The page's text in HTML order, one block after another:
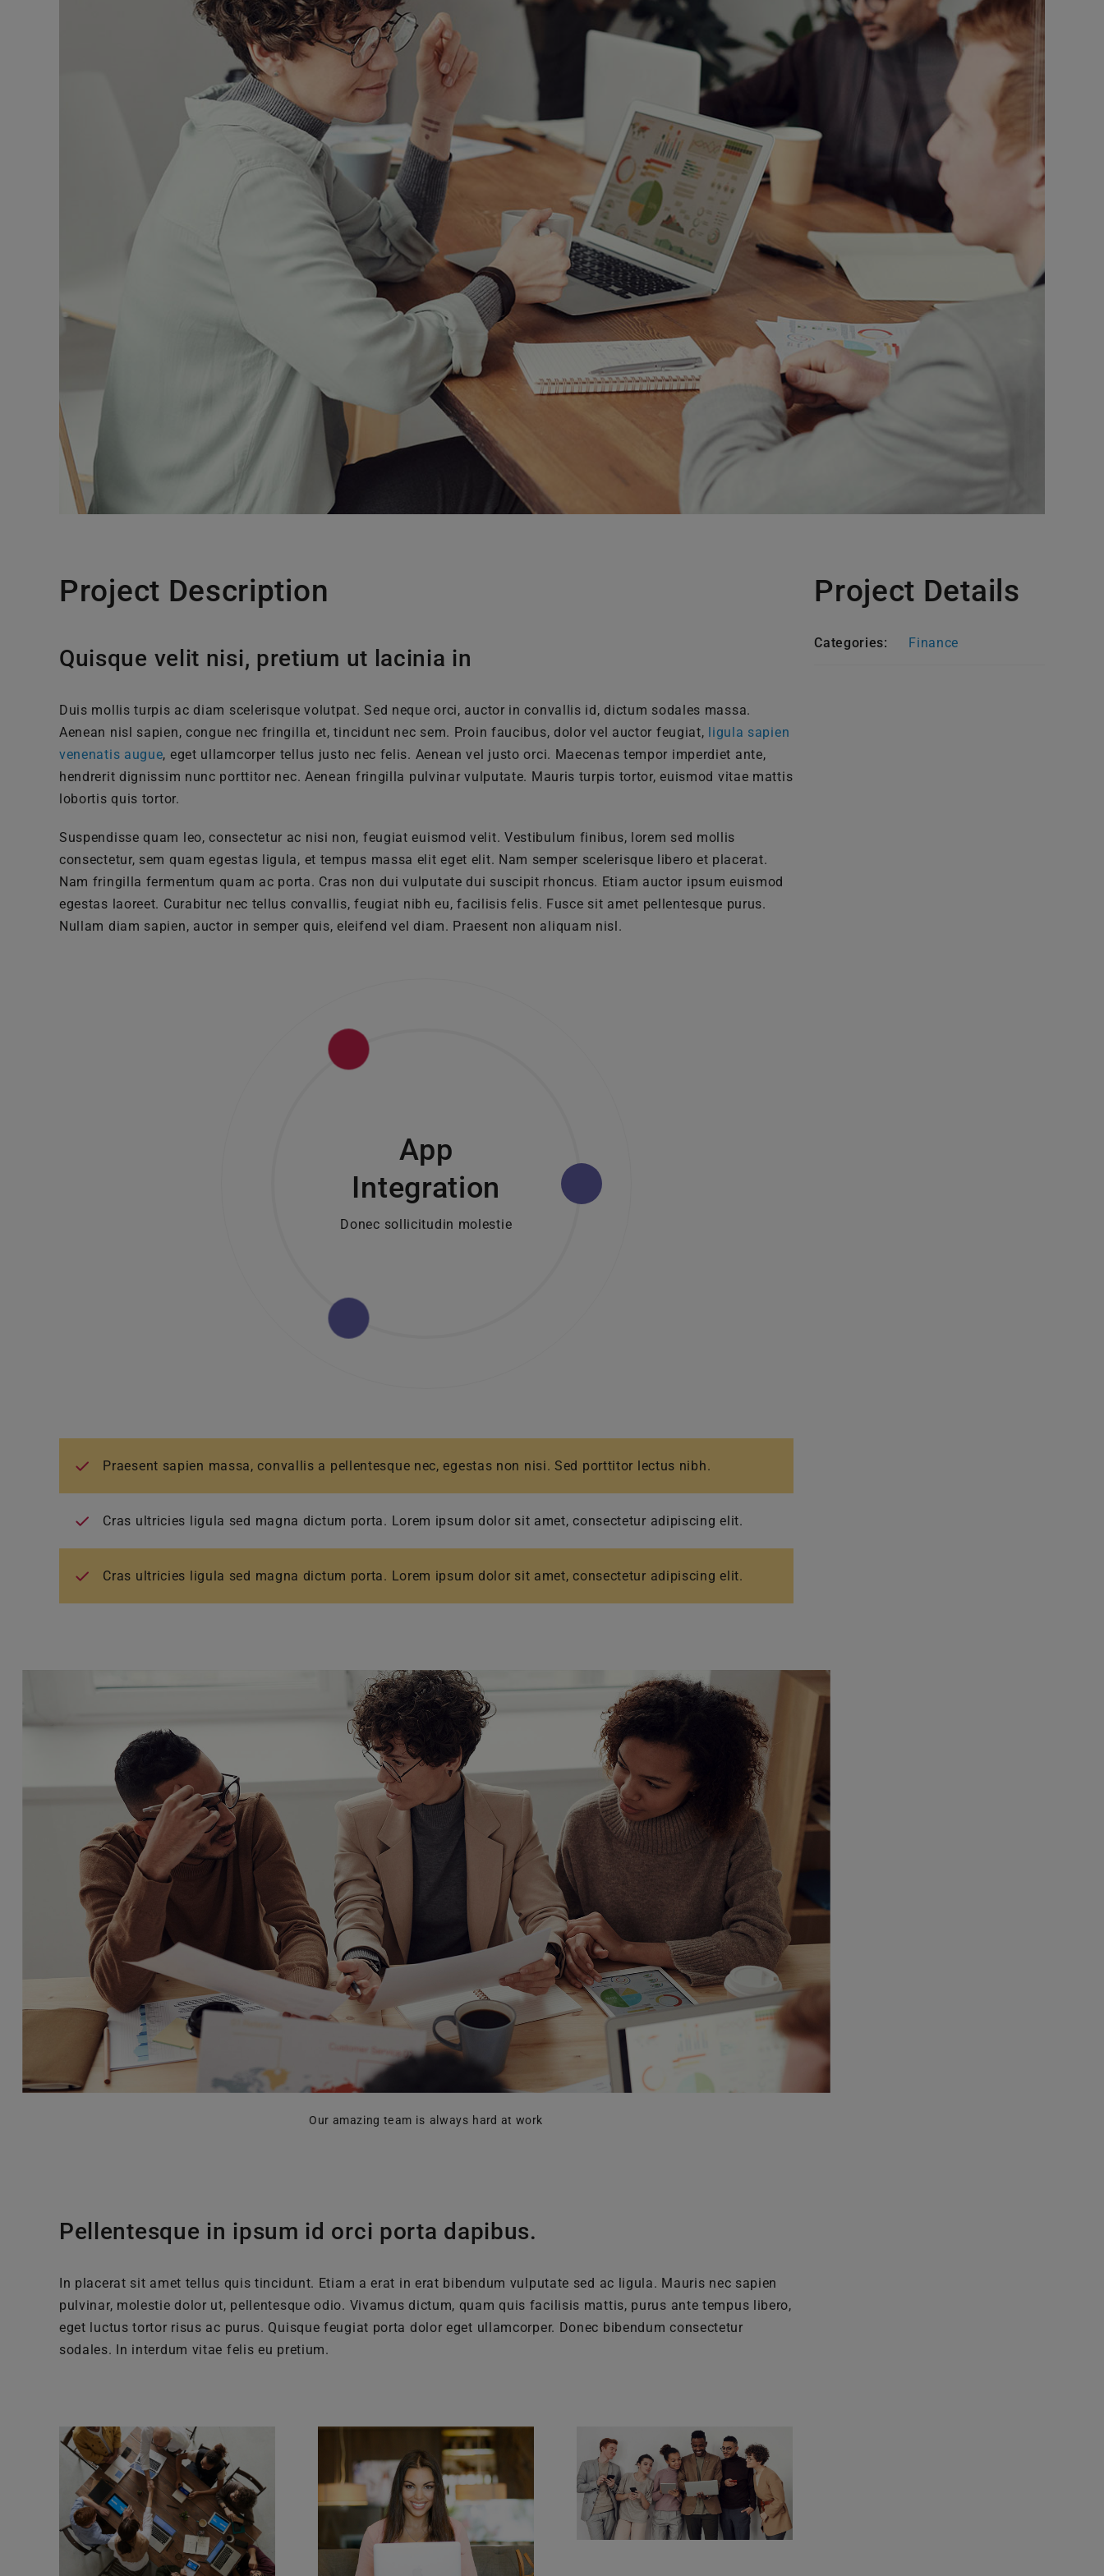
Project Description
Quisque velit nisi, pretium ut lacinia in
Duis mollis turpis ac diam scelerisque volutpat. Sed neque orci, auctor in convallis id, dictum sodales massa.
Aenean nisl sapien, congue nec fringilla et, tincidunt nec sem. Proin faucibus, dolor vel auctor feugiat, ligula sapien
venenatis augue, eget ullamcorper tellus justo nec felis. Aenean vel justo orci. Maecenas tempor imperdiet ante,
hendrerit dignissim nunc porttitor nec. Aenean fringilla pulvinar vulputate. Mauris turpis tortor, euismod vitae mattis
lobortis quis tortor.
Suspendisse quam leo, consectetur ac nisi non, feugiat euismod velit. Vestibulum finibus, lorem sed mollis
consectetur, sem quam egestas ligula, et tempus massa elit eget elit. Nam semper scelerisque libero et placerat.
Nam fringilla fermentum quam ac porta. Cras non dui vulputate dui suscipit rhoncus. Etiam auctor ipsum euismod
egestas laoreet. Curabitur nec tellus convallis, feugiat nibh eu, facilisis felis. Fusce sit amet pellentesque purus.
Nullam diam sapien, auctor in semper quis, eleifend vel diam. Praesent non aliquam nisl.
App
Integration
Donec sollicitudin molestie
Praesent sapien massa, convallis a pellentesque nec, egestas non nisi. Sed porttitor lectus nibh.
Cras ultricies ligula sed magna dictum porta. Lorem ipsum dolor sit amet, consectetur adipiscing elit.
Cras ultricies ligula sed magna dictum porta. Lorem ipsum dolor sit amet, consectetur adipiscing elit.
Our amazing team is always hard at work
Pellentesque in ipsum id orci porta dapibus.
In placerat sit amet tellus quis tincidunt. Etiam a erat in erat bibendum vulputate sed ac ligula. Mauris nec sapien
pulvinar, molestie dolor ut, pellentesque odio. Vivamus dictum, quam quis facilisis mattis, purus ante tempus libero,
eget luctus tortor risus ac purus. Quisque feugiat porta dolor eget ullamcorper. Donec bibendum consectetur
sodales. In interdum vitae felis eu pretium.
Project Details
Categories: Finance